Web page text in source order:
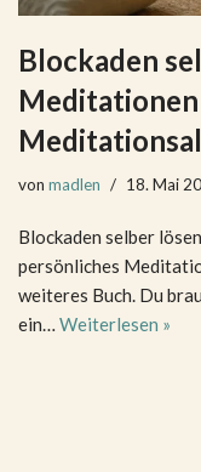
Blockaden
von madlen 18. Mai
Blockaden selber
persönliches
weiteres Buch. Du
ein… Weiterlesen »